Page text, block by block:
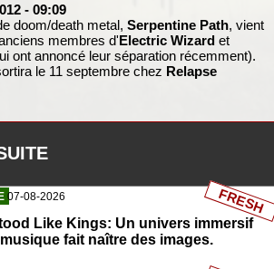
- 09:09
doom/death metal, Serpentine Path, vient
membres d'Electric Wizardet
ont annoncé leur séparation récemment).
le 11 septembre chez Relapse
07-08-2026
Like Kings: Un univers immersif
fait naître des images.
FRESH